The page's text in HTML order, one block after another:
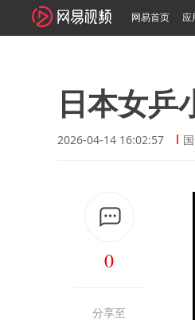
网易首页 应
日本女乒
2026-04-14 16:02:57
0
分享至